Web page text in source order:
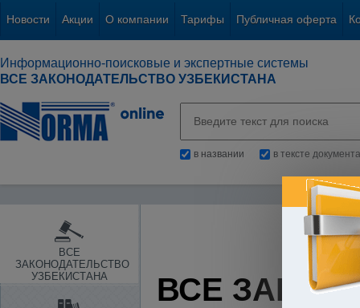
Новости Акции О компании Тарифы Публичная оферта
Информационно-поисковые и экспертные системы
ВСЕ ЗАКОНОДАТЕЛЬСТВО УЗБЕКИСТАНА
в названии в тексте документа
ВСЕ
ЗАКОНОДАТЕЛЬСТВО
УЗБЕКИСТАНА
ВСЕ